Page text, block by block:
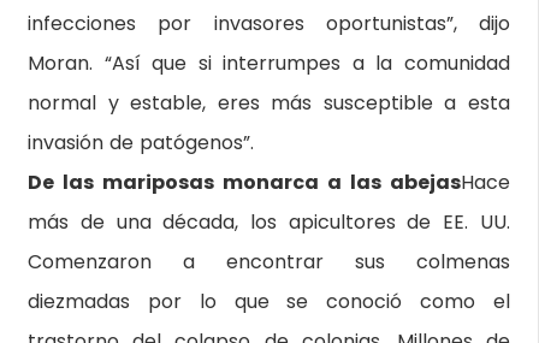
infecciones por invasores oportunistas”, dijo
Moran. “Así que si interrumpes a la comunidad
normal y estable, eres más susceptible a esta
invasión de patógenos”.
De las mariposas monarca a las abejasHace
más de una década, los apicultores de EE. UU.
Comenzaron a encontrar sus colmenas
diezmadas por lo que se conoció como el